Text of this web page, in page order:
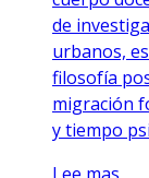
de
urbanos,
filosofía
migración
y tiempo